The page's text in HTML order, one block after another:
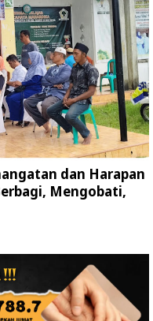
dan Harapan
Mengobati,